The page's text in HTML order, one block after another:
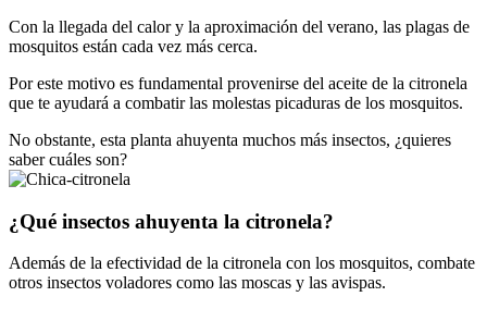
Con la llegada del calor y la aproximación del verano, las plagas de
mosquitos están cada vez más cerca.
Por este motivo es fundamental provenirse del aceite de la citronela
que te ayudará a combatir las molestas picaduras de los mosquitos.
No obstante, esta planta ahuyenta muchos más insectos, ¿quieres
saber cuáles son?
¿Qué insectos ahuyenta la citronela?
Además de la efectividad de la citronela con los mosquitos, combate
otros insectos voladores como las moscas y las avispas.